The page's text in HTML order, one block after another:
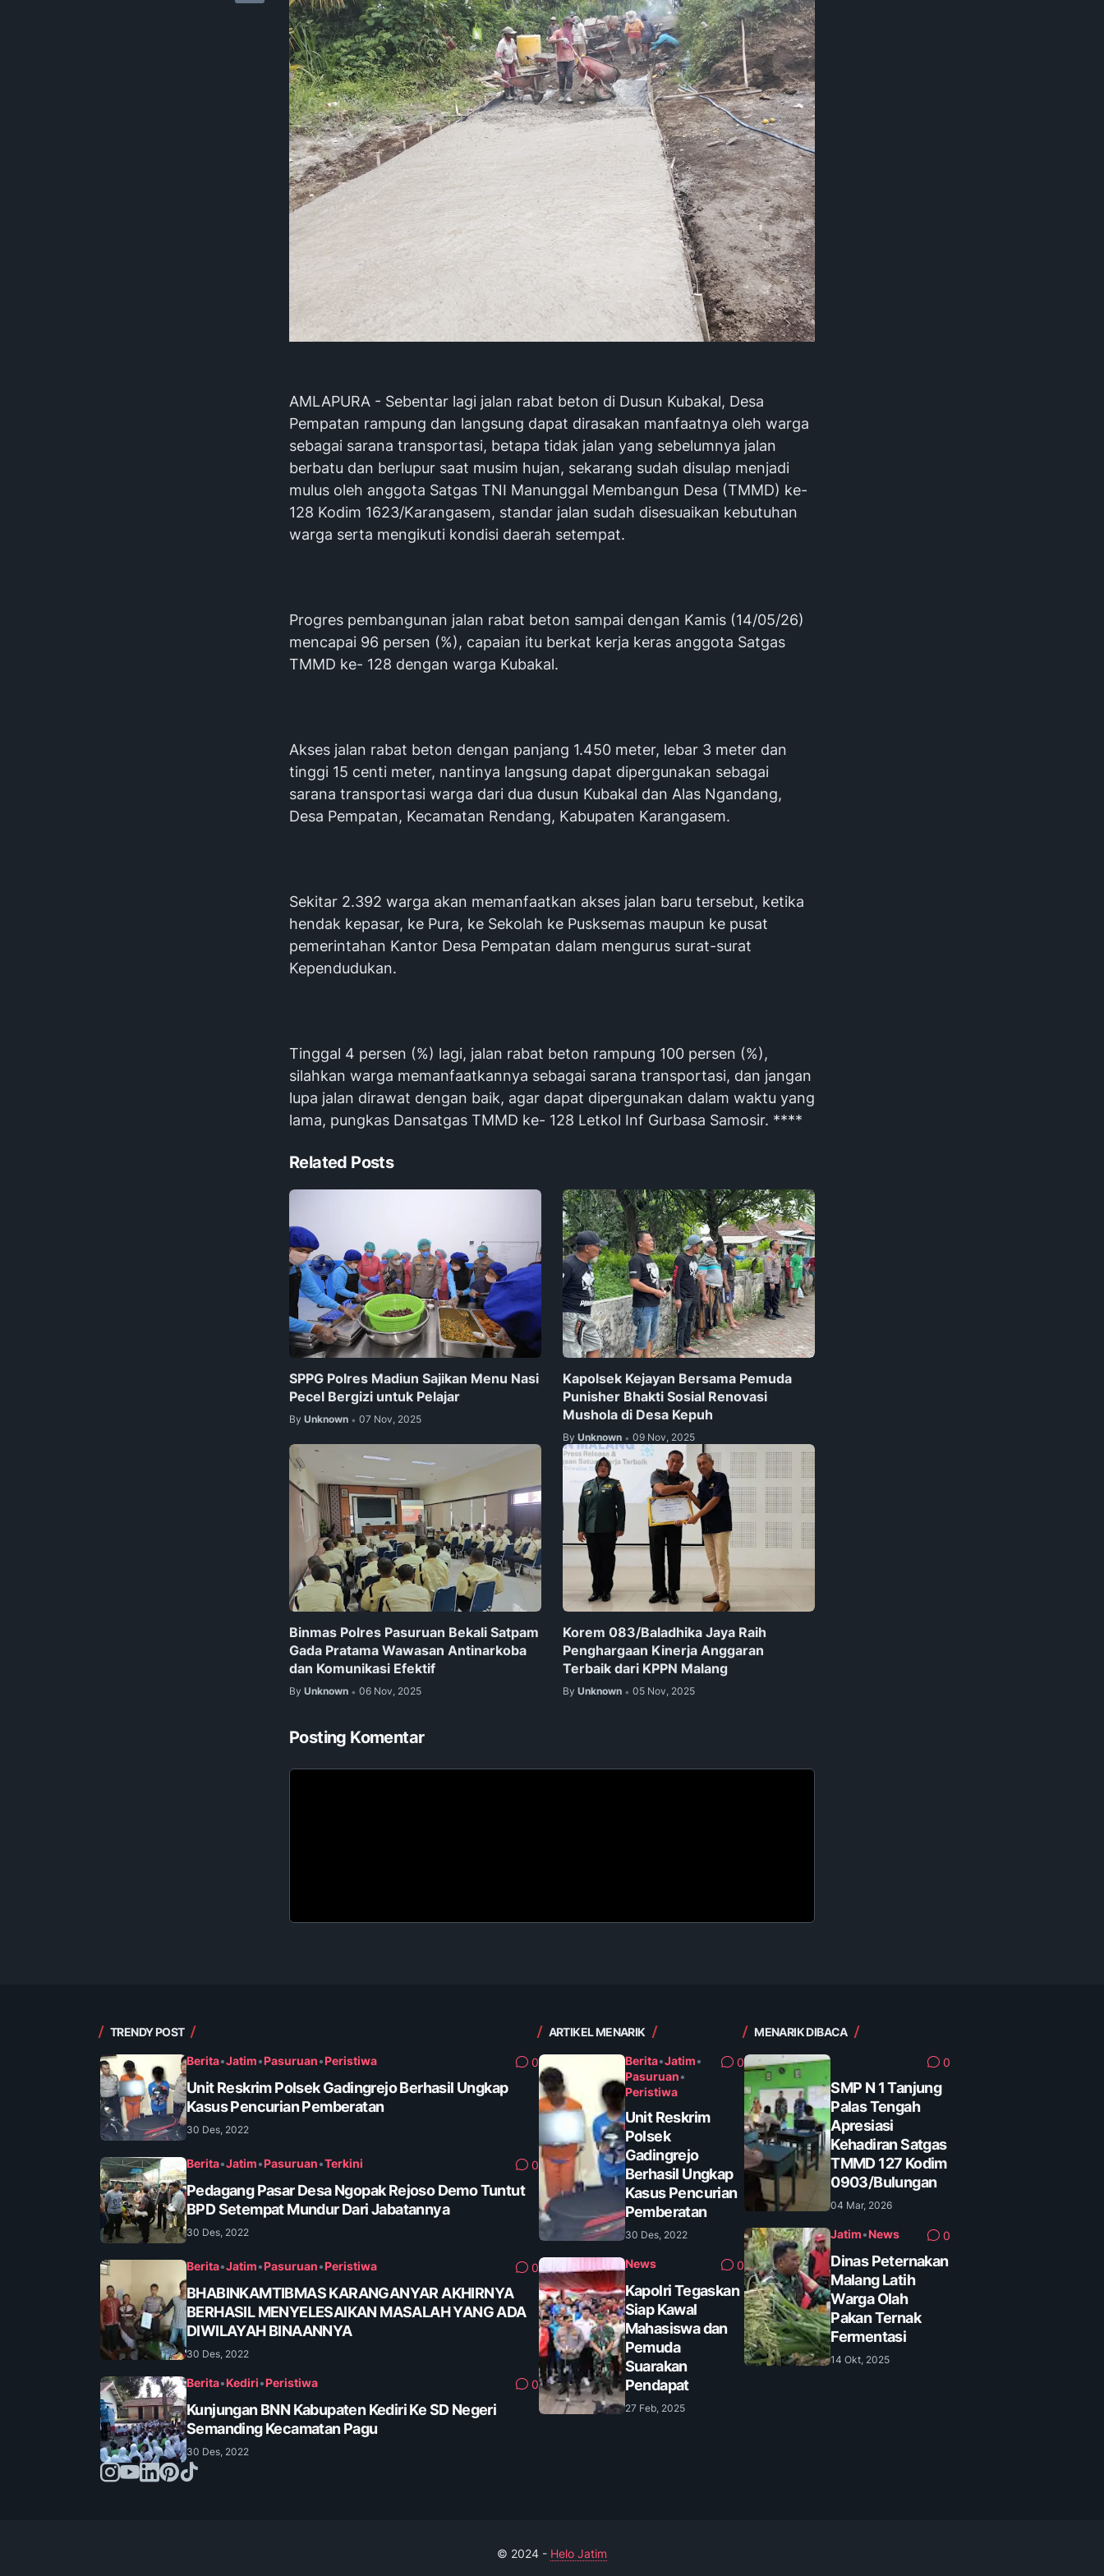
AMLAPURA - Sebentar lagi jalan rabat beton di Dusun Kubakal, Desa
Pempatan rampung dan langsung dapat dirasakan manfaatnya oleh warga
sebagai sarana transportasi, betapa tidak jalan yang sebelumnya jalan
berbatu dan berlupur saat musim hujan, sekarang sudah disulap menjadi
mulus oleh anggota Satgas TNI Manunggal Membangun Desa (TMMD) ke-
128 Kodim 1623/Karangasem, standar jalan sudah disesuaikan kebutuhan
warga serta mengikuti kondisi daerah setempat.
Progres pembangunan jalan rabat beton sampai dengan Kamis (14/05/26)
mencapai 96 persen (%), capaian itu berkat kerja keras anggota Satgas
TMMD ke- 128 dengan warga Kubakal.
Akses jalan rabat beton dengan panjang 1.450 meter, lebar 3 meter dan
tinggi 15 centi meter, nantinya langsung dapat dipergunakan sebagai
sarana transportasi warga dari dua dusun Kubakal dan Alas Ngandang,
Desa Pempatan, Kecamatan Rendang, Kabupaten Karangasem.
Sekitar 2.392 warga akan memanfaatkan akses jalan baru tersebut, ketika
hendak kepasar, ke Pura, ke Sekolah ke Pusksemas maupun ke pusat
pemerintahan Kantor Desa Pempatan dalam mengurus surat-surat
Kependudukan.
Tinggal 4 persen (%) lagi, jalan rabat beton rampung 100 persen (%),
silahkan warga memanfaatkannya sebagai sarana transportasi, dan jangan
lupa jalan dirawat dengan baik, agar dapat dipergunakan dalam waktu yang
lama, pungkas Dansatgas TMMD ke- 128 Letkol Inf Gurbasa Samosir. ****
Related Posts
SPPG Polres Madiun Sajikan Menu Nasi
Pecel Bergizi untuk Pelajar
By Unknown • 07 Nov, 2025
Kapolsek Kejayan Bersama Pemuda
Punisher Bhakti Sosial Renovasi
Mushola di Desa Kepuh
By Unknown • 09 Nov, 2025
Binmas Polres Pasuruan Bekali Satpam
Gada Pratama Wawasan Antinarkoba
dan Komunikasi Efektif
By Unknown • 06 Nov, 2025
Korem 083/Baladhika Jaya Raih
Penghargaan Kinerja Anggaran
Terbaik dari KPPN Malang
By Unknown • 05 Nov, 2025
Posting Komentar
TRENDY POST
Berita•Jatim•Pasuruan•Peristiwa 0
Unit Reskrim Polsek Gadingrejo Berhasil Ungkap
Kasus Pencurian Pemberatan
30 Des, 2022
Berita•Jatim•Pasuruan•Terkini 0
Pedagang Pasar Desa Ngopak Rejoso Demo Tuntut
BPD Setempat Mundur Dari Jabatannya
30 Des, 2022
Berita•Jatim•Pasuruan•Peristiwa 0
BHABINKAMTIBMAS KARANGANYAR AKHIRNYA
BERHASIL MENYELESAIKAN MASALAH YANG ADA
DIWILAYAH BINAANNYA
30 Des, 2022
Berita•Kediri•Peristiwa 0
Kunjungan BNN Kabupaten Kediri Ke SD Negeri
Semanding Kecamatan Pagu
30 Des, 2022
ARTIKEL MENARIK
Berita•Jatim•
Pasuruan•
Peristiwa
0
Unit Reskrim
Polsek
Gadingrejo
Berhasil Ungkap
Kasus Pencurian
Pemberatan
30 Des, 2022
News 0
Kapolri Tegaskan
Siap Kawal
Mahasiswa dan
Pemuda
Suarakan
Pendapat
27 Feb, 2025
MENARIK DIBACA
0
SMP N 1 Tanjung
Palas Tengah
Apresiasi
Kehadiran Satgas
TMMD 127 Kodim
0903/Bulungan
04 Mar, 2026
Jatim•News 0
Dinas Peternakan
Malang Latih
Warga Olah
Pakan Ternak
Fermentasi
14 Okt, 2025
© 2024 - Helo Jatim